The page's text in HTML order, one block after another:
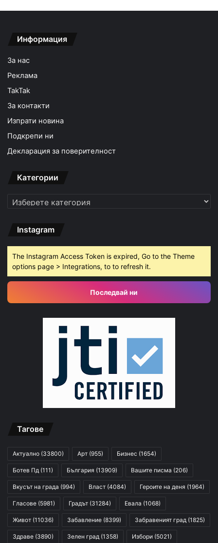
Информация
За нас
Реклама
TakTak
За контакти
Изпрати новина
Подкрепи ни
Декларация за поверителност
Категории
Категории
Instagram
The Instagram Access Token is expired, Go to the Theme
options page > Integrations, to to refresh it.
Последвай ни
Тагове
Актуално (33800) Арт (955) Бизнес (1654)
Ботев Пд (111) България (13909) Вашите писма (206)
Вкусът на града (994) Власт (4084) Героите на деня (1964)
Гласове (5981) Градът (31284) Евала (1068)
Живот (11036) Забавление (8399) Забравеният град (1825)
Здраве (3890) Зелен град (1358) Избори (5021)